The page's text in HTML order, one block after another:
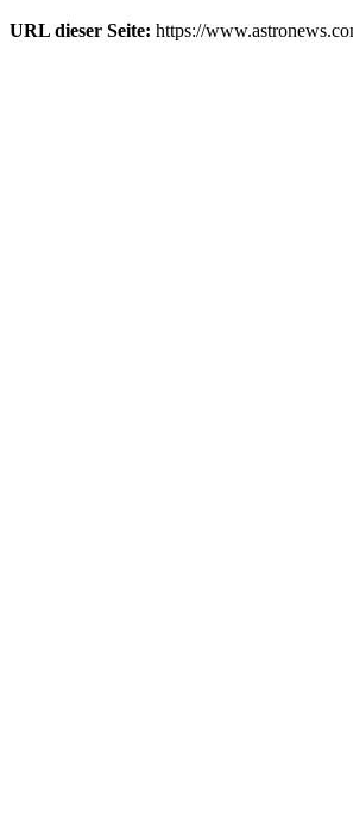
URL dieser Seite: https://